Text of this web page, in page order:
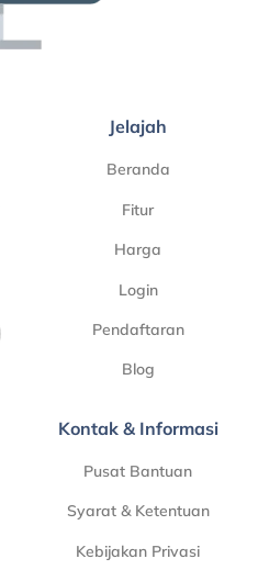
Jelajah
Beranda
Fitur
Harga
Login
Pendaftaran
Blog
Kontak & Informasi
Pusat Bantuan
Syarat & Ketentuan
Kebijakan Privasi